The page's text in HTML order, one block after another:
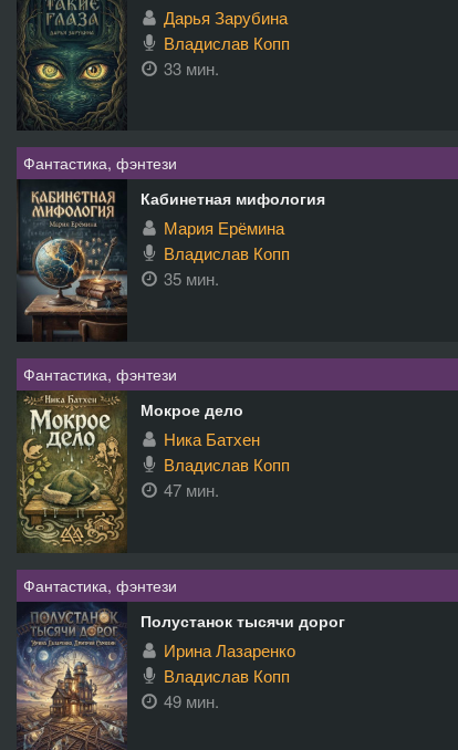
Дарья Зарубина
Владислав Копп
33 мин.
Фантастика, фэнтези
Кабинетная мифология
Мария Ерёмина
Владислав Копп
35 мин.
Фантастика, фэнтези
Мокрое дело
Ника Батхен
Владислав Копп
47 мин.
Фантастика, фэнтези
Полустанок тысячи дорог
Ирина Лазаренко
Владислав Копп
49 мин.